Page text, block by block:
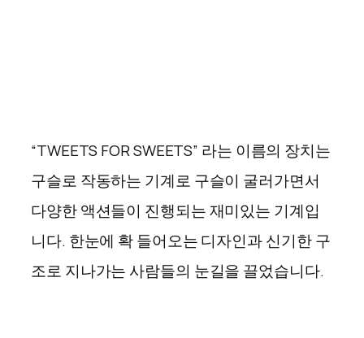
“TWEETS FOR SWEETS” 라는 이름의 장치는
구슬로 작동하는 기계로 구슬이 굴러가면서
다양한 액션들이 진행되는 재미있는 기계입
니다. 한눈에 확 들어오는 디자인과 신기한 구
조로 지나가는 사람들의 눈길을 끌었습니다.